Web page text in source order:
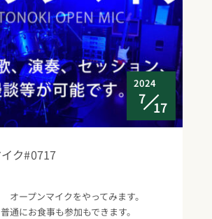
2024
7
17
ク#0717
ープンマイクをやってみます。
通にお食事も参加もできます。